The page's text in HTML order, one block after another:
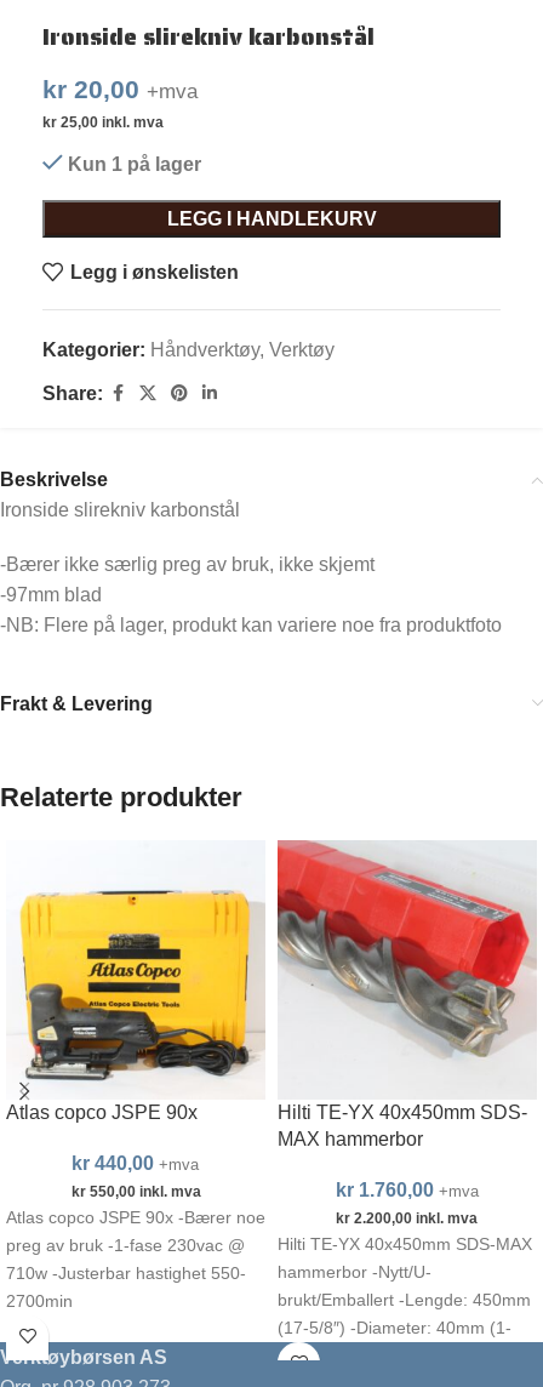
Ironside slirekniv karbonstål
kr 20,00 +mva
kr 25,00 inkl. mva
Kun 1 på lager
LEGG I HANDLEKURV
Legg i ønskelisten
Kategorier: Håndverktøy, Verktøy
Share:
Beskrivelse
Ironside slirekniv karbonstål
-Bærer ikke særlig preg av bruk, ikke skjemt
-97mm blad
-NB: Flere på lager, produkt kan variere noe fra produktfoto
Frakt & Levering
Relaterte produkter
Atlas copco JSPE 90x
kr440,00 +mva
kr550,00inkl. mva
Atlas copco JSPE 90x -Bærer noe
preg av bruk -1-fase 230vac @
710w -Justerbar hastighet 550-
2700min
Hilti TE-YX 40x450mm SDS-
MAX hammerbor
kr 1.760,00 +mva
kr 2.200,00 inkl. mva
Hilti TE-YX 40x450mm SDS-MAX
hammerbor -Nytt/U-
brukt/Emballert -Lengde: 450mm
(17-5/8″) -Diameter: 40mm (1-
9/16″) -Hilti artikkelnr. 2120427 -
Verktøybørsen AS